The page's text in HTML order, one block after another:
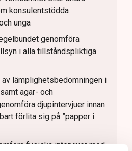
konsulentstödda
unga
genomföra
i alla tillståndspliktiga
av lämplighetsbedömningen i
ägar- och
djupintervjuer innan
förlita sig på ”papper i
fysiska intervjuer med